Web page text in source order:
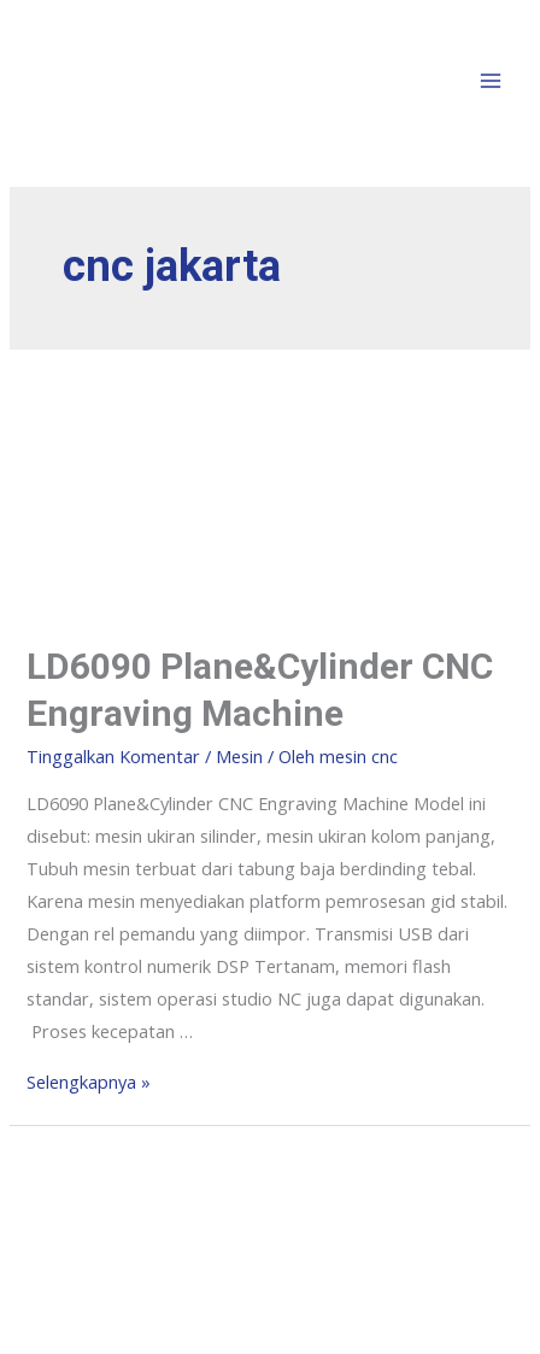
cnc jakarta
LD6090 Plane&Cylinder CNC
Engraving Machine
Tinggalkan Komentar / Mesin / Olehmesin cnc
LD6090 Plane&Cylinder CNC Engraving Machine Model ini
disebut: mesin ukiran silinder, mesin ukiran kolom panjang,
Tubuh mesin terbuat dari tabung baja berdinding tebal.
Karena mesin menyediakan platform pemrosesan gid stabil.
Dengan rel pemandu yang diimpor. Transmisi USB dari
sistem kontrol numerik DSP Tertanam, memori flash
standar, sistem operasi studio NC juga dapat digunakan.
Proses kecepatan …
Selengkapnya »